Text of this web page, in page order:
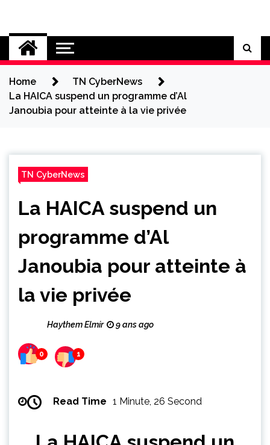
content
Cybersecurity News
Home
TN CyberNews
La HAICA suspend un programme d’Al
Janoubia pour atteinte à la vie privée
TN CyberNews
La HAICA suspend un
programme d’Al
Janoubia pour atteinte à
la vie privée
Haythem Elmir 9 ans ago
0 1
Read Time 1 Minute, 26 Second